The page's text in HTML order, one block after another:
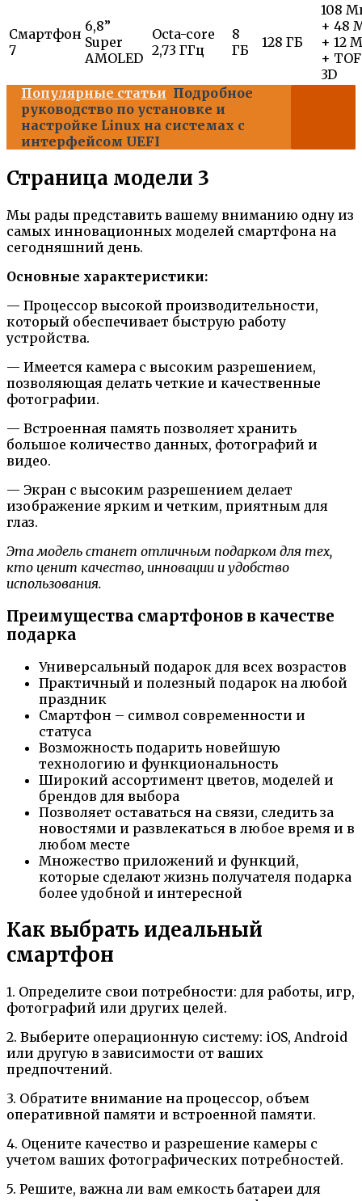
Смартфон
7
6,8”
Super
AMOLED
Octa-core
2,73 ГГц
8
ГБ
128 ГБ
108
+ 48
+ 12
+ TOF
3D
Популярные статьи Подробное
руководство по установке и
настройке Linux на системах с
интерфейсом UEFI
Страница модели 3
Мы рады представить вашему вниманию одну из
самых инновационных моделей смартфона на
сегодняшний день.
Основные характеристики:
— Процессор высокой производительности,
который обеспечивает быструю работу
устройства.
— Имеется камера с высоким разрешением,
позволяющая делать четкие и качественные
фотографии.
— Встроенная память позволяет хранить
большое количество данных, фотографий и
видео.
— Экран с высоким разрешением делает
изображение ярким и четким, приятным для
глаз.
Эта модель станет отличным подарком для тех,
кто ценит качество, инновации и удобство
использования.
Преимущества смартфонов в качестве
подарка
Универсальный подарок для всех возрастов
Практичный и полезный подарок на любой
праздник
Смартфон – символ современности и
статуса
Возможность подарить новейшую
технологию и функциональность
Широкий ассортимент цветов, моделей и
брендов для выбора
Позволяет оставаться на связи, следить за
новостями и развлекаться в любое время и в
любом месте
Множество приложений и функций,
которые сделают жизнь получателя подарка
более удобной и интересной
Как выбрать идеальный
смартфон
1. Определите свои потребности: для работы, игр,
фотографий или других целей.
2. Выберите операционную систему: iOS, Android
или другую в зависимости от ваших
предпочтений.
3. Обратите внимание на процессор, объем
оперативной памяти и встроенной памяти.
4. Оцените качество и разрешение камеры с
учетом ваших фотографических потребностей.
5. Решите, важна ли вам емкость батареи для